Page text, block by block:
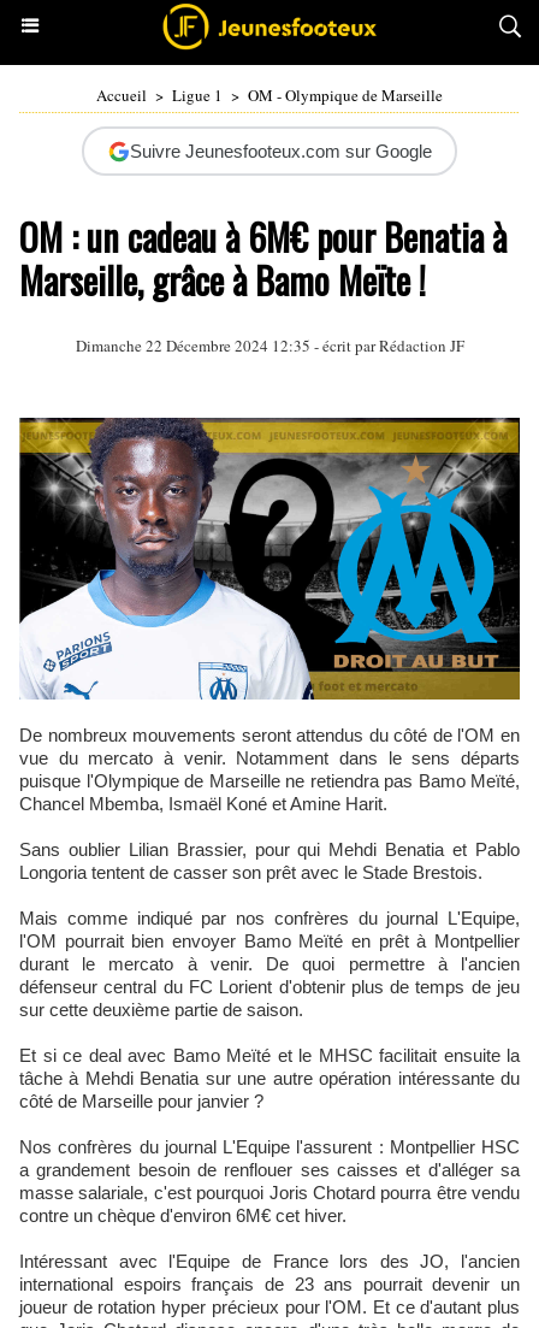
Accueil > Ligue 1 > OM - Olympique de Marseille
Suivre Jeunesfooteux.com sur Google
OM : un cadeau à 6M€ pour Benatia à
Marseille, grâce à Bamo Meïte !
Dimanche 22 Décembre 2024 12:35 - écrit par Rédaction JF
De nombreux mouvements seront attendus du côté de l'OM en
vue du mercato à venir. Notamment dans le sens départs
puisque l'Olympique de Marseille ne retiendra pas Bamo Meïté,
Chancel Mbemba, Ismaël Koné et Amine Harit.
Sans oublier Lilian Brassier, pour qui Mehdi Benatia et Pablo
Longoria tentent de casser son prêt avec le Stade Brestois.
Mais comme indiqué par nos confrères du journal L'Equipe,
l'OM pourrait bien envoyer Bamo Meïté en prêt à Montpellier
durant le mercato à venir. De quoi permettre à l'ancien
défenseur central du FC Lorient d'obtenir plus de temps de jeu
sur cette deuxième partie de saison.
Et si ce deal avec Bamo Meïté et le MHSC facilitait ensuite la
tâche à Mehdi Benatia sur une autre opération intéressante du
côté de Marseille pour janvier ?
Nos confrères du journal L'Equipe l'assurent : Montpellier HSC
a grandement besoin de renflouer ses caisses et d'alléger sa
masse salariale, c'est pourquoi Joris Chotard pourra être vendu
contre un chèque d'environ 6M€ cet hiver.
Intéressant avec l'Equipe de France lors des JO, l'ancien
international espoirs français de 23 ans pourrait devenir un
joueur de rotation hyper précieux pour l'OM. Et ce d'autant plus